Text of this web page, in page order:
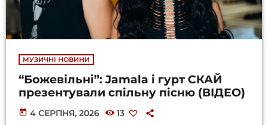
МУЗИЧНІ НОВИНИ
“Божевільні”: Jamala і гурт СКАЙ
презентували спільну пісню (ВІДЕО)
today 4 СЕРПНЯ, 2026 13